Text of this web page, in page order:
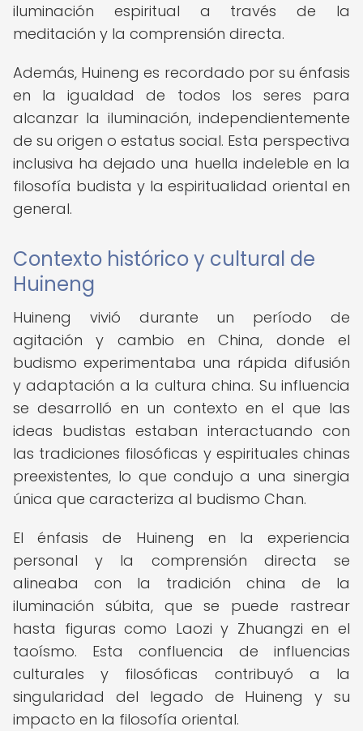
iluminación espiritual a través de la
meditación y la comprensión directa.
Además, Huineng es recordado por su énfasis
en la igualdad de todos los seres para
alcanzar la iluminación, independientemente
de su origen o estatus social. Esta perspectiva
inclusiva ha dejado una huella indeleble en la
filosofía budista y la espiritualidad oriental en
general.
Contexto histórico y cultural de
Huineng
Huineng vivió durante un período de
agitación y cambio en China, donde el
budismo experimentaba una rápida difusión
y adaptación a la cultura china. Su influencia
se desarrolló en un contexto en el que las
ideas budistas estaban interactuando con
las tradiciones filosóficas y espirituales chinas
preexistentes, lo que condujo a una sinergia
única que caracteriza al budismo Chan.
El énfasis de Huineng en la experiencia
personal y la comprensión directa se
alineaba con la tradición china de la
iluminación súbita, que se puede rastrear
hasta figuras como Laozi y Zhuangzi en el
taoísmo. Esta confluencia de influencias
culturales y filosóficas contribuyó a la
singularidad del legado de Huineng y su
impacto en la filosofía oriental.